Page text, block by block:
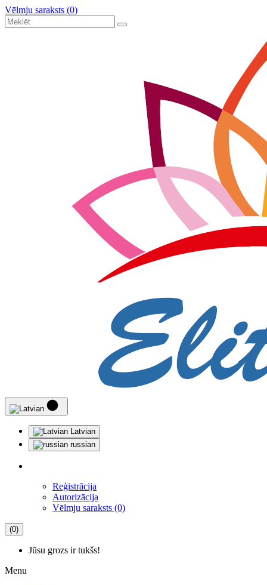
Vēlmju saraksts (0)
Latvian
russian
Reģistrācija
Autorizācija
Vēlmju saraksts (0)
(0)
Jūsu grozs ir tukšs!
Menu